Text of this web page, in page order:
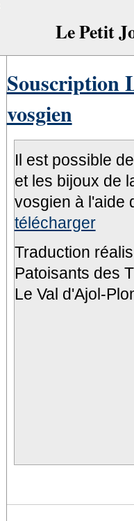
Le Petit
Souscription
vosgien
Il est possible
et les bijoux de
vosgien à l'aide
télécharger
Traduction
Patoisants des
Le Val d'Ajol-